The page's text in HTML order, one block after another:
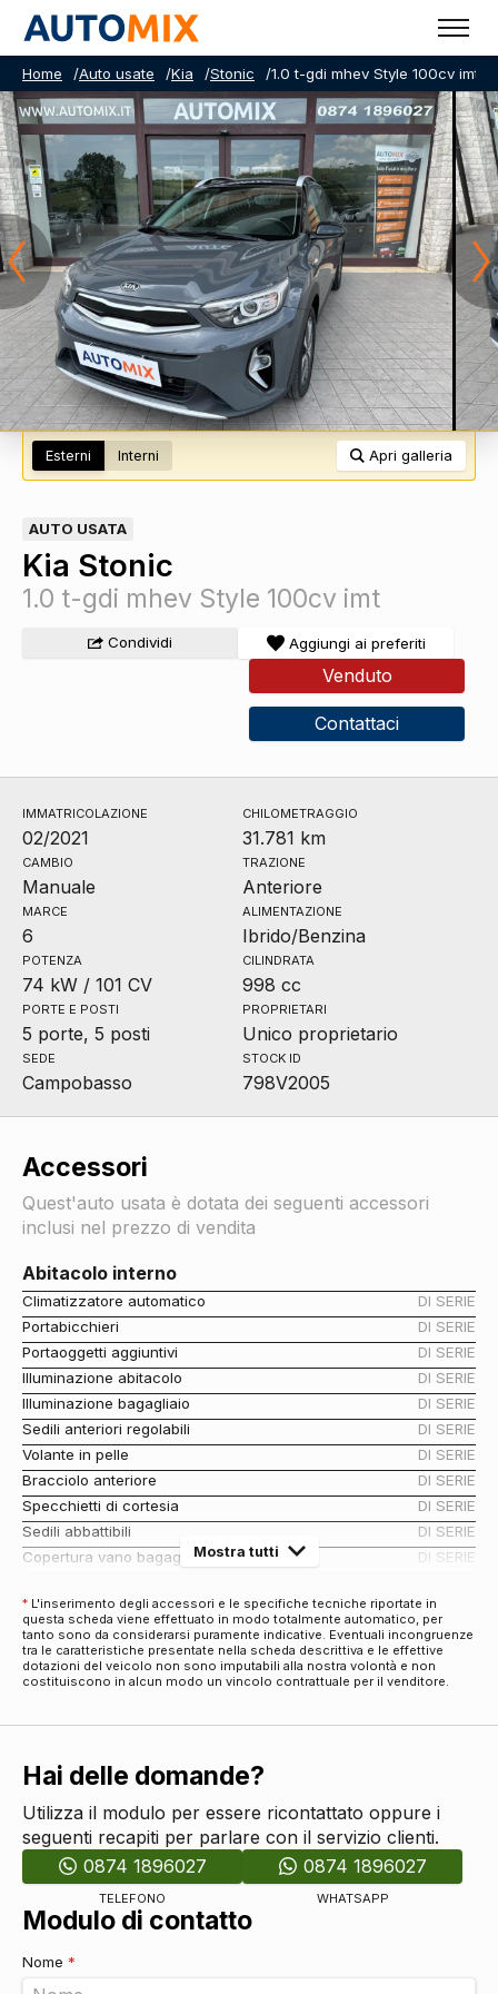
Home /Auto usate /Kia /Stonic /1.0 t-gdi mhev Style 100cv imt
Esterni Interni Apri galleria
AUTO USATA
Kia Stonic
1.0 t-gdi mhev Style 100cv imt
Condividi Aggiungi ai preferiti
Venduto
Contattaci
IMMATRICOLAZIONE
02/2021
CHILOMETRAGGIO
31.781 km
CAMBIO
Manuale
TRAZIONE
Anteriore
MARCE
6
ALIMENTAZIONE
Ibrido/Benzina
POTENZA
74 kW / 101 CV
CILINDRATA
998 cc
PORTE E POSTI
5 porte, 5 posti
PROPRIETARI
Unico proprietario
SEDE
Campobasso
STOCK ID
798V2005
Accessori
Quest'auto usata è dotata dei seguenti accessori
inclusi nel prezzo di vendita
Abitacolo interno
Climatizzatore automatico
DI SERIE
Portabicchieri
DI SERIE
Portaoggetti aggiuntivi
DI SERIE
Illuminazione abitacolo
DI SERIE
Illuminazione bagagliaio
DI SERIE
Sedili anteriori regolabili
DI SERIE
Volante in pelle
DI SERIE
Bracciolo anteriore
DI SERIE
Specchietti di cortesia
DI SERIE
Sedili abbattibili
DI SERIE
Copertura vano bagagli
DI SERIE
Antifurti
Chiusura centralizzata DI SERIE
Audio e Telematica
Cerchi
Connettività
Porta usb
DI SERIE
Bluetooth
DI SERIE
Eco
Esterni
Mostra tutti
* L'inserimento degli accessori e le specifiche tecniche riportate in
questa scheda viene effettuato in modo totalmente automatico, per
tanto sono da considerarsi puramente indicative. Eventuali incongruenze
tra le caratteristiche presentate nella scheda descrittiva e le effettive
dotazioni del veicolo non sono imputabili alla nostra volontà e non
costituiscono in alcun modo un vincolo contrattuale per il venditore.
Hai delle domande?
Utilizza il modulo per essere ricontattato oppure i
seguenti recapiti per parlare con il servizio clienti.
0874 1896027
TELEFONO
0874 1896027
WHATSAPP
Modulo di contatto
Nome *